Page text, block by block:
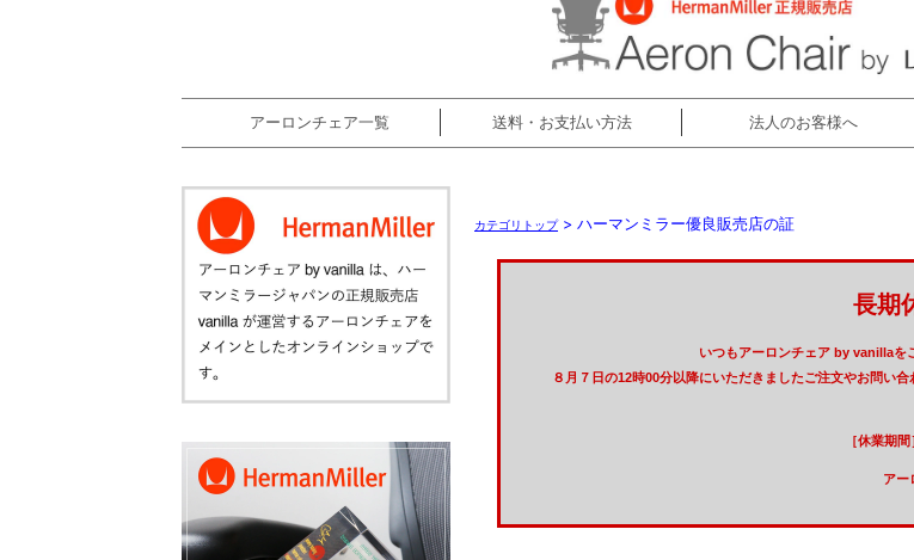
アーロンチェア一覧 送料・お支払い方法 法人のお客様へ
カテゴリトップ> ハーマンミラー優良販売店の証
長期
いつもアーロンチェア by vanillaを
８月７日の12時00分以降にいただきましたご注文やお問い
［休業期
アー